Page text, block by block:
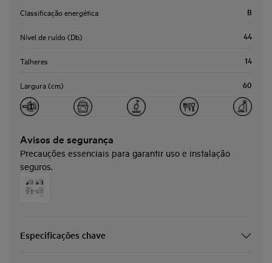
Classificação energética B
Nível de ruído (Db) 44
Talheres 14
Largura (cm) 60
Avisos de segurança
Precauções essenciais para garantir uso e instalação
seguros.
Especificações chave